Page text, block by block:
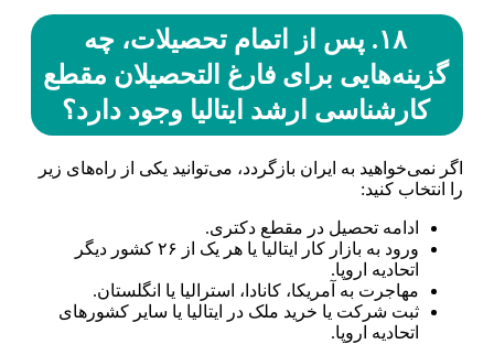
۱۸. پس از اتمام تحصیلات، چه
گزینه‌هایی برای فارغ التحصیلان مقطع
کارشناسی ارشد ایتالیا وجود دارد؟
اگر نمی‌خواهید به ایران بازگردد، می‌توانید یکی از راه‌های زیر
را انتخاب کنید:
ادامه تحصیل در مقطع دکتری.
ورود به بازار کار ایتالیا یا هر یک از ۲۶ کشور دیگر
اتحادیه اروپا.
مهاجرت به آمریکا، کانادا، استرالیا یا انگلستان.
ثبت شرکت یا خرید ملک در ایتالیا یا سایر کشور‌های
اتحادیه اروپا.